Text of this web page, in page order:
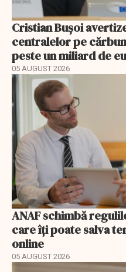
Cristian Bușoi
centralelor pe
peste un miliard de
05 AUGUST 2026
ANAF schimbă
care îți poate salva
online
05 AUGUST 2026